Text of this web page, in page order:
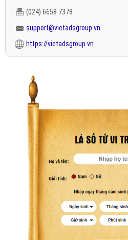
(024) 6658 7378
support@vietadsgroup.vn
https://vietadsgroup.vn